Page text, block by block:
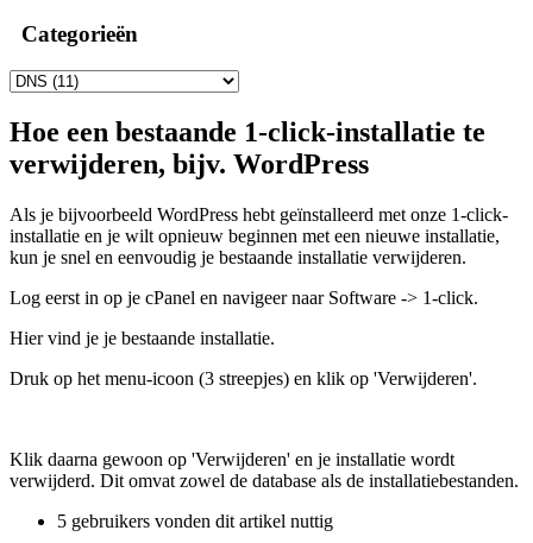
Categorieën
Hoe een bestaande 1-click-installatie te
verwijderen, bijv. WordPress
Als je bijvoorbeeld WordPress hebt geïnstalleerd met onze 1-click-
installatie en je wilt opnieuw beginnen met een nieuwe installatie,
kun je snel en eenvoudig je bestaande installatie verwijderen.
Log eerst in op je cPanel en navigeer naar Software -> 1-click.
Hier vind je je bestaande installatie.
Druk op het menu-icoon (3 streepjes) en klik op 'Verwijderen'.
Klik daarna gewoon op 'Verwijderen' en je installatie wordt
verwijderd. Dit omvat zowel de database als de installatiebestanden.
5 gebruikers vonden dit artikel nuttig